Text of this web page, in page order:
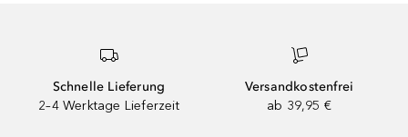
Schnelle Lieferung
2–4 Werktage Lieferzeit
Versandkostenfrei
ab 39,95 €